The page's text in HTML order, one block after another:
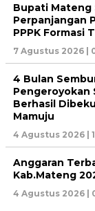
Bupati Mateng
Perpanjangan
PPPK Formasi
7 Agustus 2026 |
4 Bulan
Pengeroyokan
Berhasil
Mamuju
4 Agustus 2026 |
Anggaran
Kab.Mateng
4 Agustus 2026 |